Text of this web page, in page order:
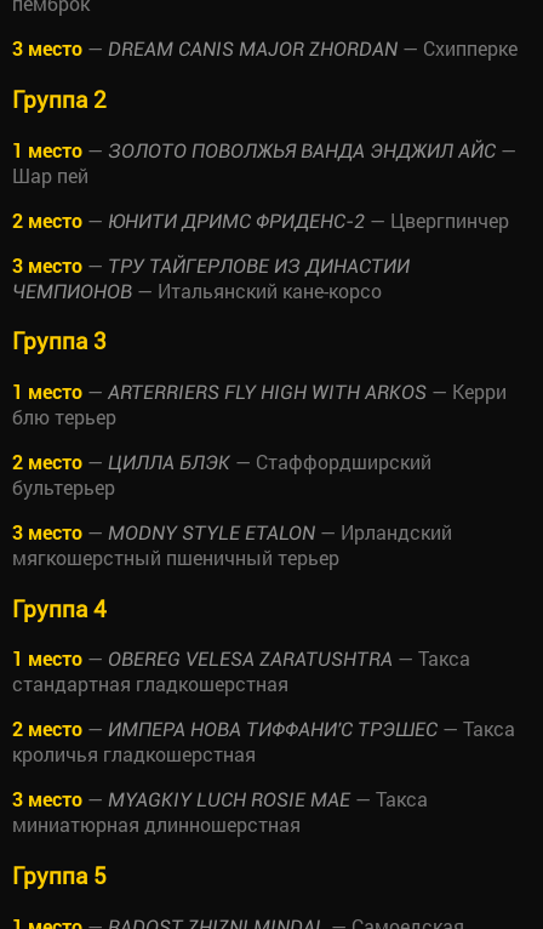
3 место — DREAM CANIS MAJOR ZHORDAN — Схипперке
Группа 2
1 место — ЗОЛОТО ПОВОЛЖЬЯ ВАНДА ЭНДЖИЛ АЙС —
Шар пей
2 место — ЮНИТИ ДРИМС ФРИДЕНС-2 — Цвергпинчер
3 место — ТРУ ТАЙГЕРЛОВЕ ИЗ ДИНАСТИИ
ЧЕМПИОНОВ — Итальянский кане-корсо
Группа 3
1 место — ARTERRIERS FLY HIGH WITH ARKOS — Керри
блю терьер
2 место — ЦИЛЛА БЛЭК — Стаффордширский
бультерьер
3 место — MODNY STYLE ETALON — Ирландский
мягкошерстный пшеничный терьер
Группа 4
1 место — OBEREG VELESA ZARATUSHTRA — Такса
стандартная гладкошерстная
2 место — ИМПЕРА НОВА ТИФФАНИ'С ТРЭШЕС — Такса
кроличья гладкошерстная
3 место — MYAGKIY LUCH ROSIE MAE — Такса
миниатюрная длинношерстная
Группа 5